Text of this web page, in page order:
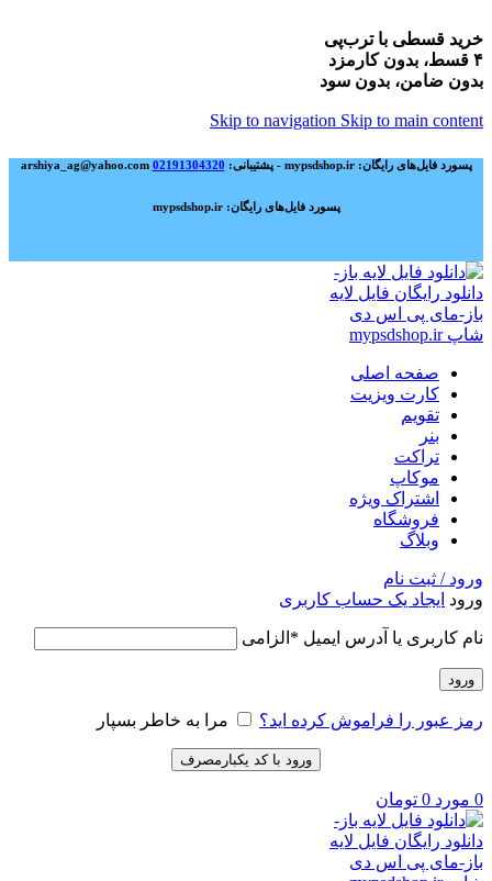
خرید قسطی با ترب‌پی
۴ قسط، بدون کارمزد
بدون ضامن، بدون سود
Skip to navigation Skip to main content
پسورد فایل‌های رایگان: mypsdshop.ir - پشتیبانی: arshiya_ag@yahoo.com 02191304320
پسورد فایل‌های رایگان: mypsdshop.ir
صفحه اصلی
کارت ویزیت
تقویم
بنر
تراکت
موکاپ
اشتراک ویژه
فروشگاه
وبلاگ
ورود / ثبت نام
ورود ایجاد یک حساب کاربری
نام کاربری یا آدرس ایمیل * الزامی
ورود
رمز عبور را فراموش کرده اید؟ مرا به خاطر بسپار
ورود با کد یکبارمصرف
0 مورد 0 تومان